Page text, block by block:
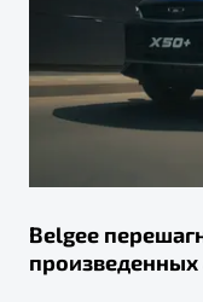
Belgee